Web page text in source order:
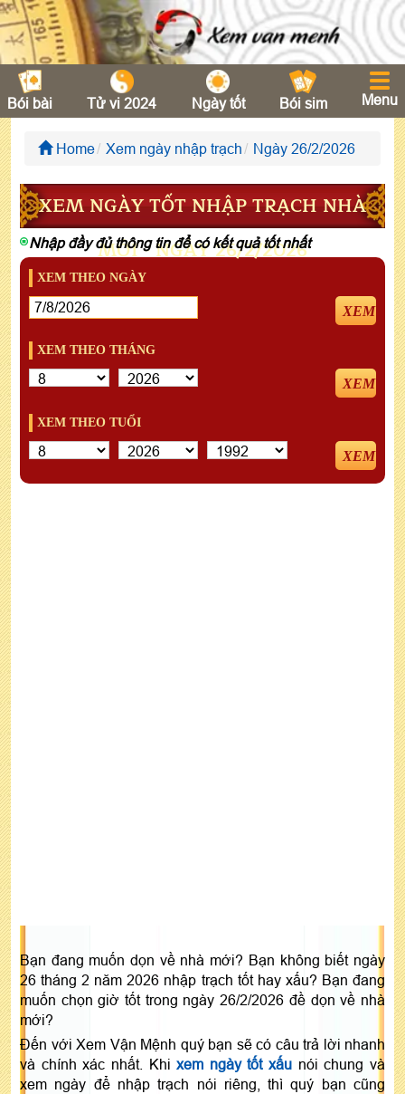
Bói bài Tử vi 2024 Ngày tốt Bói sim Menu
Home Xem ngày nhập trạch Ngày 26/2/2026
XEM NGÀY TỐT NHẬP TRẠCH NHÀ
MỚI - NGÀY 26/2/2026
Nhập đầy đủ thông tin để có kết quả tốt nhất
XEM THEO NGÀY
XEM
XEM THEO THÁNG
XEM
XEM THEO TUỔI
XEM
Bạn đang muốn dọn về nhà mới? Bạn không biết ngày
26 tháng 2 năm 2026 nhập trạch tốt hay xấu? Bạn đang
muốn chọn giờ tốt trong ngày 26/2/2026 đề dọn về nhà
mới?
Đến với Xem Vận Mệnh quý bạn sẽ có câu trả lời nhanh
và chính xác nhất. Khixem ngày tốt xấu nói chung và
xem ngày để nhập trạch nói riêng, thì quý bạn cũng